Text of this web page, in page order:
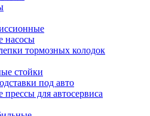
насосы
тормозных колодок
стойки
под авто
прессы для автосервиса